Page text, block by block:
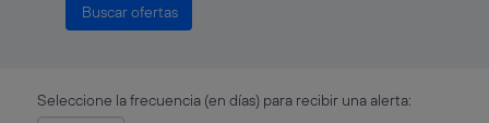
Seleccione la frecuencia (en días) para recibir una alerta: